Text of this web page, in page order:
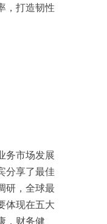
，打造韧性
务市场发展
分享了最佳
研，全球最
体现在五大
，财务健